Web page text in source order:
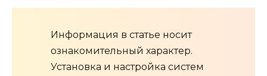
Информация в статье носит
ознакомительный характер.
Установка и настройка систем